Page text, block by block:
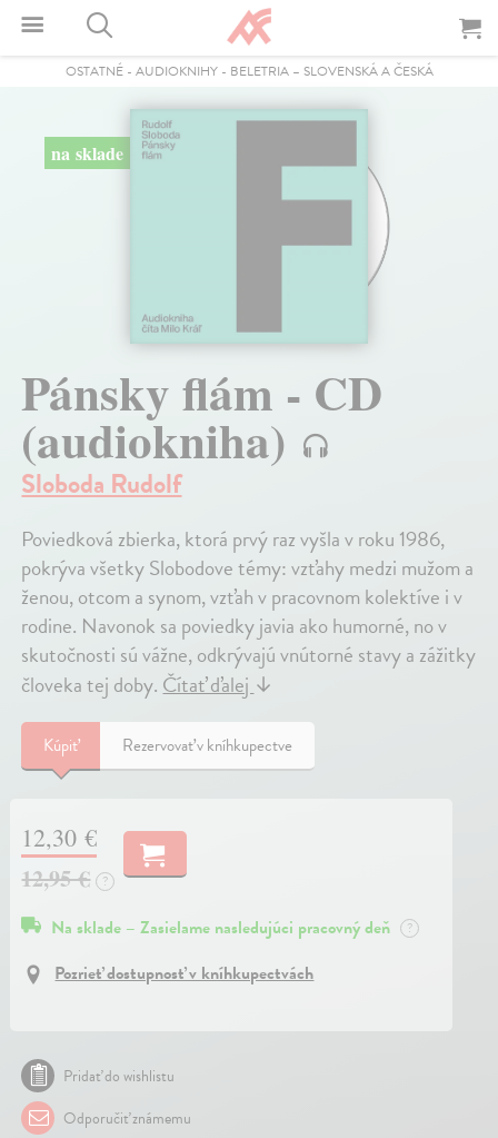
OSTATNÉ- AUDIOKNIHY- BELETRIA – SLOVENSKÁ A ČESKÁ
na sklade
Pánsky flám - CD
(audiokniha)
Sloboda Rudolf
Poviedková zbierka, ktorá prvý raz vyšla v roku 1986,
pokrýva všetky Slobodove témy: vzťahy medzi mužom a
ženou, otcom a synom, vzťah v pracovnom kolektíve i v
rodine. Navonok sa poviedky javia ako humorné, no v
skutočnosti sú vážne, odkrývajú vnútorné stavy a zážitky
človeka tej doby.Čítať ďalej↓
Kúpiť Rezervovať v kníhkupectve
12,30 €
12,95 €
?
Na sklade – Zasielame nasledujúci pracovný deň ?
Pozrieť dostupnosť v kníhkupectvách
Pridať do wishlistu
Odporučiť známemu